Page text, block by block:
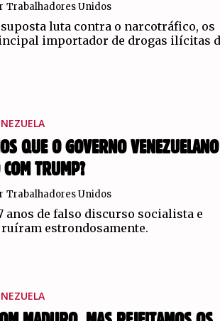
Trabalhadores Unidos
suposta luta contra o narcotráfico, os
importador de drogas ilícitas
QUE O GOVERNO VENEZUELANO
COM TRUMP?
Trabalhadores Unidos
anos de falso discurso socialista e
estrondosamente.